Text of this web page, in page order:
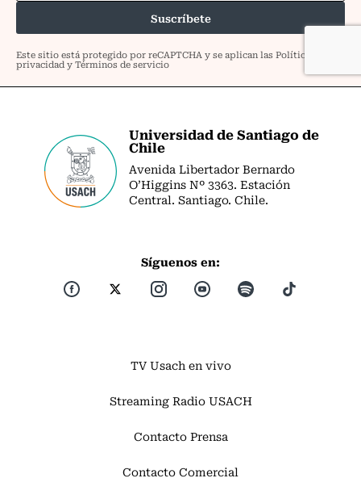
Universidad de Santiago de
Chile
Avenida Libertador Bernardo
O’Higgins Nº 3363. Estación
Central. Santiago. Chile.
Síguenos en:
TV Usach en vivo
Streaming Radio USACH
Contacto Prensa
Contacto Comercial